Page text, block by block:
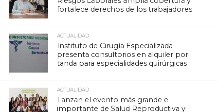
fortalece derechos de los trabajadores
ACTUALIDAD
Instituto de Cirugía Especializada
presenta consultorios en alquiler por
tanda para especialidades quirúrgicas
ACTUALIDAD
Lanzan el evento más grande e
importante de Salud Reproductiva y